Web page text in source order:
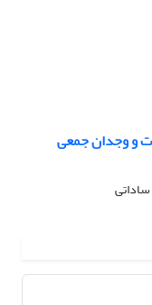
و وجدان جمعی